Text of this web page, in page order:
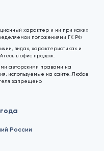
характер и ни при каких
положениями ГК РФ.
видах, характеристиках и
в офис продаж.
авторскими правами на
используемые на сайте. Любое
запрещено
России